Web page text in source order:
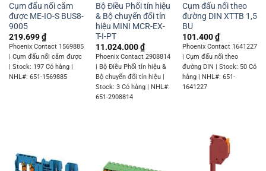
Cụm đấu nối cắm
được ME-IO-S BUS8-
9005
219.699₫
Phoenix Contact 1569885
| Cụm đấu nối cắm được
| Stock: 197 Có hàng |
NHL#: 651-1569885
Bộ Điều Phối tín hiệu
& Bộ chuyển đổi tín
hiệu MINI MCR-EX-
T-I-PT
11.024.000₫
Phoenix Contact 2908814
| Bộ Điều Phối tín hiệu &
Bộ chuyển đổi tín hiệu |
Stock: 3 Có hàng | NHL#:
651-2908814
Cụm đấu nối theo
đường DIN XTTB 1,5
BU
101.400₫
Phoenix Contact 1641227
| Cụm đấu nối theo
đường DIN | Stock: 50 Có
hàng | NHL#: 651-
1641227